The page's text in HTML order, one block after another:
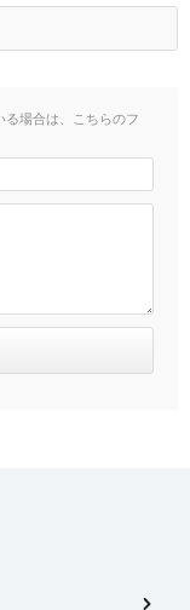
場合は、こちらのフ